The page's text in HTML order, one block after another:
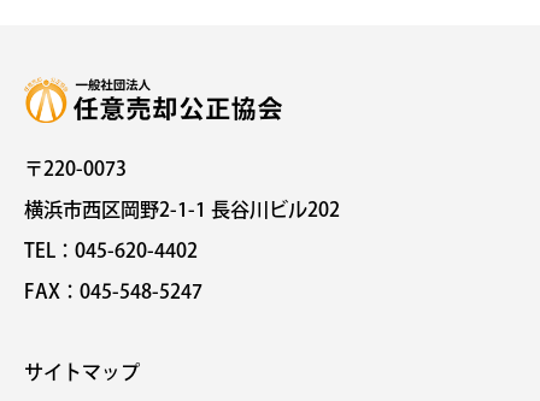
〒220-0073
横浜市西区岡野2-1-1 長谷川ビル202
TEL：045-620-4402
FAX：045-548-5247
サイトマップ